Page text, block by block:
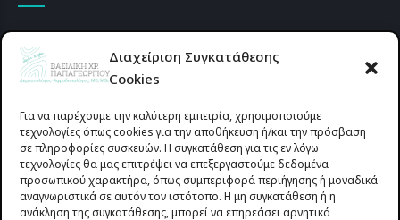
Διαχείριση Συγκατάθεσης
Cookies
Για να παρέχουμε την καλύτερη εμπειρία, χρησιμοποιούμε
τεχνολογίες όπως cookies για την αποθήκευση ή/και την πρόσβαση
σε πληροφορίες συσκευών. Η συγκατάθεση για τις εν λόγω
τεχνολογίες θα μας επιτρέψει να επεξεργαστούμε δεδομένα
προσωπικού χαρακτήρα, όπως συμπεριφορά περιήγησης ή μοναδικά
αναγνωριστικά σε αυτόν τον ιστότοπο. Η μη συγκατάθεση ή η
ανάκληση της συγκατάθεσης, μπορεί να επηρεάσει αρνητικά